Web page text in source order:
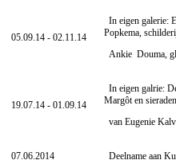
05.09.14 - 02.11.14
In eigen galerie:
Popkema,
Ankie Douma,
19.07.14 - 01.09.14
In eigen galrie:
Margôt en sieraden
van Eugenie
07.06.2014 Deelname aan